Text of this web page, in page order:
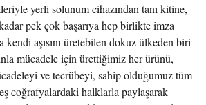
yerli solunum cihazından tanı kitine,
pek çok başarıya hep birlikte imza
kendi aşısını üretebilen dokuz ülkeden biri
mücadele için ürettiğimiz her ürünü,
ve tecrübeyi, sahip olduğumuz tüm
coğrafyalardaki halklarla paylaşarak